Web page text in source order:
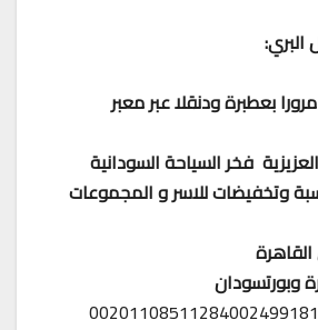
البري:
بعطبرة ودنقلا عبر معبر
فخر السياحة السودانية
وتخفيضات للاسر و المجموعات
وبورتسودان